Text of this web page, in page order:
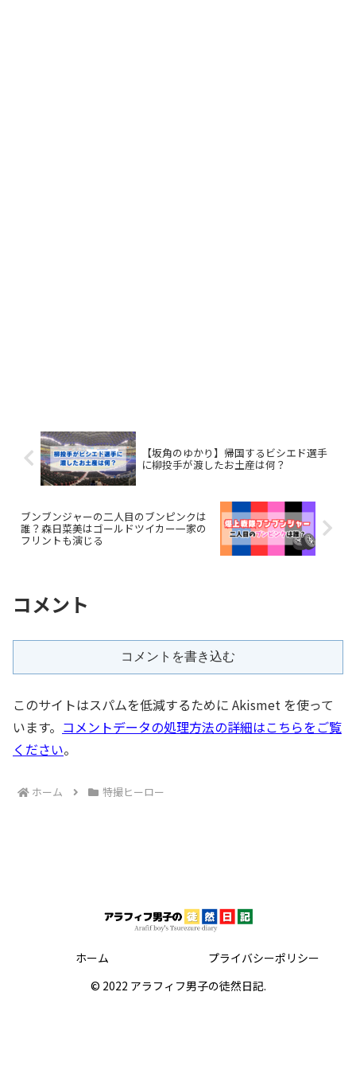
【坂角のゆかり】帰国するビシエド選手
に柳投手が渡したお土産は何？
ブンブンジャーの二人目のブンピンクは
誰？森日菜美はゴールドツイカー一家の
フリントも演じる
コメント
コメントを書き込む
このサイトはスパムを低減するために Akismet を使って
います。 コメントデータの処理方法の詳細はこちらをご覧
ください。
ホーム 特撮ヒーロー
ホーム
プライバシーポリシー
© 2022 アラフィフ男子の徒然日記.